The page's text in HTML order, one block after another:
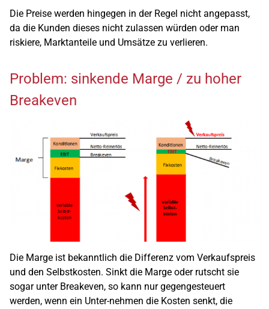
Die Preise werden hingegen in der Regel nicht angepasst,
da die Kunden dieses nicht zulassen würden oder man
riskiere, Marktanteile und Umsätze zu verlieren.
Problem: sinkende Marge / zu hoher
Breakeven
Die Marge ist bekanntlich die Differenz vom Verkaufspreis
und den Selbstkosten. Sinkt die Marge oder rutscht sie
sogar unter Breakeven, so kann nur gegengesteuert
werden, wenn ein Unter-nehmen die Kosten senkt, die